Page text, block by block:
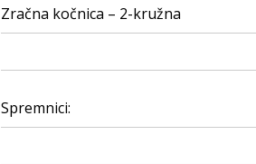
Zračna kočnica – 2-kružna
Spremnici: